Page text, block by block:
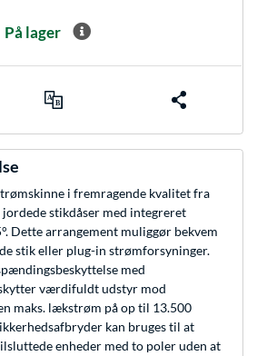
På lager
i fremragende kvalitet fra
jordede stikdåser med integreret
Dette arrangement muliggør bekvem
stik eller plug-in strømforsyninger.
med
værdifuldt udstyr mod
maks. lækstrøm på op til 13.500
kan bruges til at
enheder med to poler uden at